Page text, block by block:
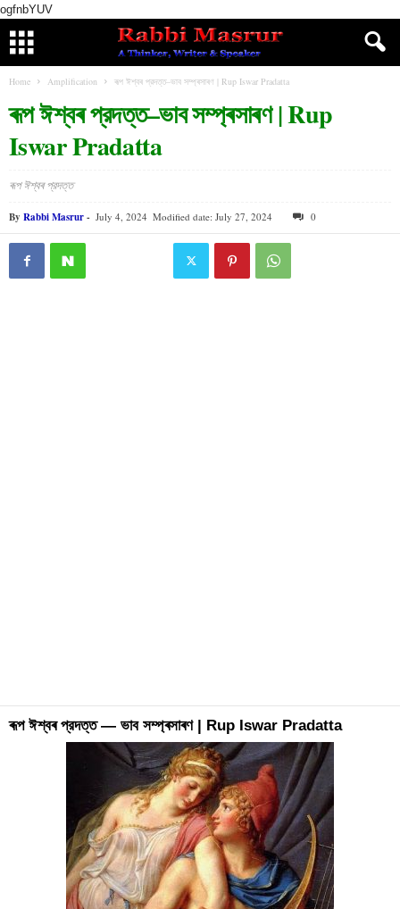
ogfnbYUV
Home Amplification ৰূপ ঈশ্বৰ প্রদত্ত–ভাব সম্প্ৰসাৰণ | Rup Iswar Pradatta
ৰূপ ঈশ্বৰ প্রদত্ত–ভাব সম্প্ৰসাৰণ | Rup
Iswar Pradatta
ৰূপ ঈশ্বৰ প্রদত্ত
By Rabbi Masrur- July 4, 2024 Modified date: July 27, 2024 0
ৰূপ ঈশ্বৰ প্রদত্ত — ভাব সম্প্ৰসাৰণ | Rup Iswar Pradatta